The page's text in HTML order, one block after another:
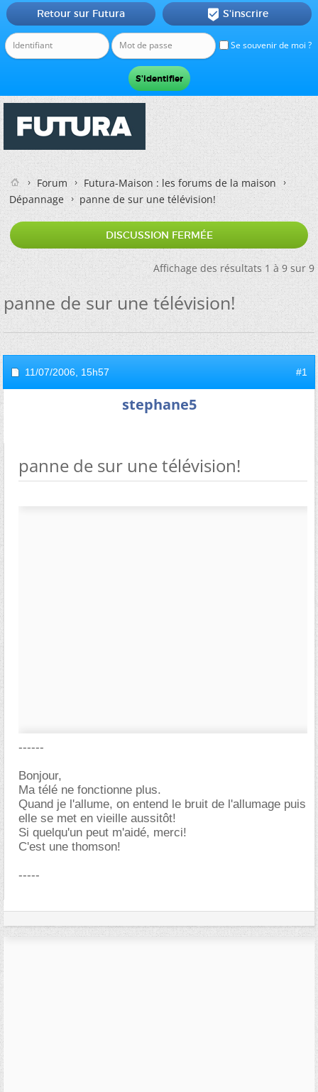
Se souvenir de moi ?
Retour sur Futura  S'inscrire
Forum
Futura-Maison : les forums de la maison
Dépannage
panne de sur une télévision!
DISCUSSION FERMÉE
Affichage des résultats 1 à 9 sur 9
panne de sur une télévision!
11/07/2006, 15h57 #1
stephane5
panne de sur une télévision!
------
Bonjour,
Ma télé ne fonctionne plus.
Quand je l'allume, on entend le bruit de l'allumage puis
elle se met en vieille aussitôt!
Si quelqu'un peut m'aidé, merci!
C'est une thomson!
-----